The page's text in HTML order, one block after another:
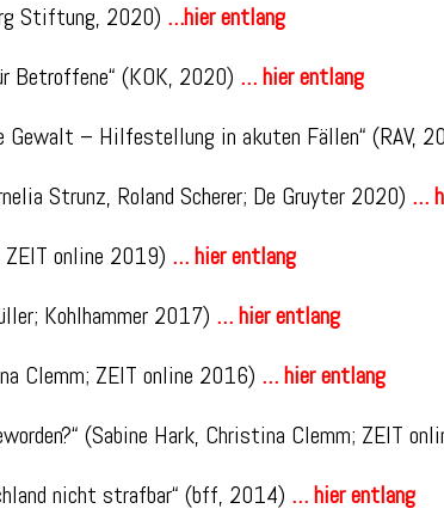
Stiftung, 2020) …hier entlang
Betroffene“ (KOK, 2020) … hier entlang
Gewalt – Hilfestellung in akuten Fällen“ (RAV,
Strunz, Roland Scherer; De Gruyter 2020) …
ZEIT online 2019) … hier entlang
Kohlhammer 2017) … hier entlang
Clemm; ZEIT online 2016) … hier entlang
(Sabine Hark, Christina Clemm; ZEIT
nicht strafbar“ (bff, 2014) … hier entlang